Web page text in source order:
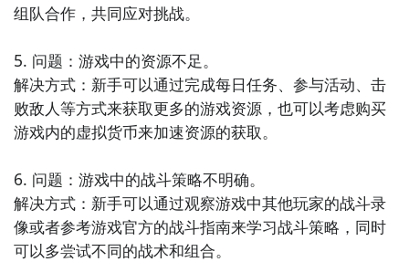
行安装啦，双击安装辅助。如果玩家们是第一次下载决
若杀毒软件阻止，请允许通过。
组队合作，共同应对挑战。
5. 问题：游戏中的资源不足。
解决方式：新手可以通过完成每日任务、参与活动、击
败敌人等方式来获取更多的游戏资源，也可以考虑购买
游戏内的虚拟货币来加速资源的获取。
6. 问题：游戏中的战斗策略不明确。
解决方式：新手可以通过观察游戏中其他玩家的战斗录
像或者参考游戏官方的战斗指南来学习战斗策略，同时
可以多尝试不同的战术和组合。